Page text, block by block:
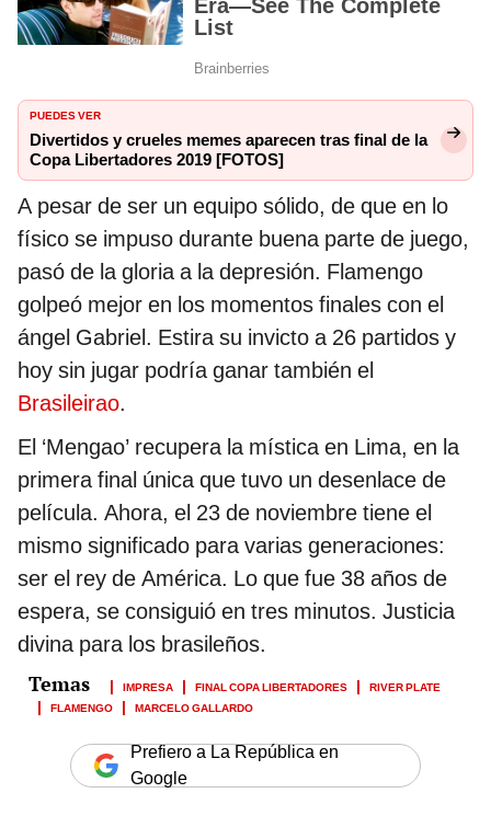
PUEDES VER
Divertidos y crueles memes aparecen tras final de la
Copa Libertadores 2019 [FOTOS]
A pesar de ser un equipo sólido, de que en lo
físico se impuso durante buena parte de juego,
pasó de la gloria a la depresión. Flamengo
golpeó mejor en los momentos finales con el
ángel Gabriel. Estira su invicto a 26 partidos y
hoy sin jugar podría ganar también el
Brasileirao.
El ‘Mengao’ recupera la mística en Lima, en la
primera final única que tuvo un desenlace de
película. Ahora, el 23 de noviembre tiene el
mismo significado para varias generaciones:
ser el rey de América. Lo que fue 38 años de
espera, se consiguió en tres minutos. Justicia
divina para los brasileños.
IMPRESA FINAL COPA LIBERTADORES
RIVER PLATE
FLAMENGO
MARCELO GALLARDO
Prefiero a La República en
Google